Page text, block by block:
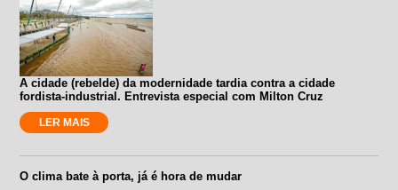
A cidade (rebelde) da modernidade tardia contra a cidade
fordista-industrial. Entrevista especial com Milton Cruz
LER MAIS
O clima bate à porta, já é hora de mudar